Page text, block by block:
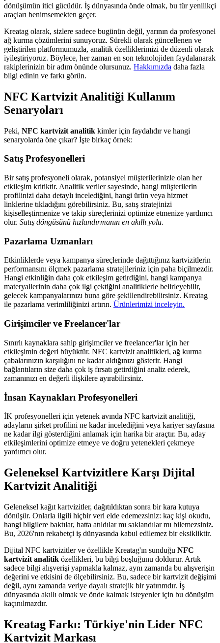
dönüşümün itici gücüdür. İş dünyasında önde olmak, bu tür yenilikçi
araçları benimsemekten geçer.
Kreatag olarak, sizlere sadece bugünün değil, yarının da profesyonel
ağ kurma çözümlerini sunuyoruz. Sürekli olarak güncellenen ve
geliştirilen platformumuzla, analitik özelliklerimizi de düzenli olarak
iyileştiriyoruz. Böylece, her zaman en son teknolojiden faydalanarak
rakiplerinizin bir adım önünde olursunuz. Hakkımızda daha fazla
bilgi edinin ve farkı görün.
NFC Kartvizit Analitiği Kullanım
Senaryoları
Peki, NFC kartvizit analitik kimler için faydalıdır ve hangi
senaryolarda öne çıkar? İşte birkaç örnek:
Satış Profesyonelleri
Bir satış profesyoneli olarak, potansiyel müşterilerinizle olan her
etkileşim kritiktir. Analitik veriler sayesinde, hangi müşterilerin
profilinizi daha detaylı incelediğini, hangi ürün veya hizmet
linklerine tıkladığını görebilirsiniz. Bu, satış stratejinizi
kişiselleştirmenize ve takip süreçlerinizi optimize etmenize yardımcı
olur. Satış döngüsünü hızlandırmanın en akıllı yolu.
Pazarlama Uzmanları
Etkinliklerde veya kampanya süreçlerinde dağıttığınız kartvizitlerin
performansını ölçmek pazarlama stratejileriniz için paha biçilmezdir.
Hangi etkinliğin daha çok etkileşim getirdiğini, hangi kampanya
materyallerinin daha çok ilgi çektiğini analitiklerle belirleyebilir,
gelecek kampanyalarınızı buna göre şekillendirebilirsiniz. Kreatag
ile pazarlama verimliliğinizi artırın. Ürünlerimizi inceleyin.
Girişimciler ve Freelancer'lar
Sınırlı kaynaklara sahip girişimciler ve freelancer'lar için her
etkileşimin değeri büyüktür. NFC kartvizit analitikleri, ağ kurma
çabalarınızın karşılığını ne kadar aldığınızı gösterir. Hangi
bağlantıların size daha çok iş fırsatı getirdiğini analiz ederek,
zamanınızı en değerli ilişkilere ayırabilirsiniz.
İnsan Kaynakları Profesyonelleri
İK profesyonelleri için yetenek avında NFC kartvizit analitiği,
adayların şirket profilini ne kadar incelediğini veya kariyer sayfasına
ne kadar ilgi gösterdiğini anlamak için harika bir araçtır. Bu, aday
etkileşimlerini optimize etmeye ve doğru yetenekleri çekmeye
yardımcı olur.
Geleneksel Kartvizitlere Karşı Dijital
Kartvizit Analitiği
Geleneksel kağıt kartvizitler, dağıtıldıktan sonra bir kara kutuya
dönüşür. Onlarla ilgili hiçbir veri elde edemezsiniz: kaç kişi okudu,
hangi bilgilere baktılar, hatta atıldılar mı saklandılar mı bilemezsiniz.
Bu, 2026'nın rekabetçi iş dünyasında kabul edilemez bir eksikliktir.
Dijital NFC kartvizitler ve özellikle Kreatag'ın sunduğu NFC
kartvizit analitik özellikleri, bu bilgi boşluğunu doldurur. Artık
sadece bilgi alışverişi yapmakla kalmaz, aynı zamanda bu alışverişin
değerini ve etkisini de ölçebilirsiniz. Bu, sadece bir kartvizit değişimi
değil, aynı zamanda veriye dayalı stratejik bir yatırımdır. İş
dünyasında akıllı olmak ve önde kalmak isteyenler için bu dönüşüm
kaçınılmazdır.
Kreatag Farkı: Türkiye'nin Lider NFC
Kartvizit Markası